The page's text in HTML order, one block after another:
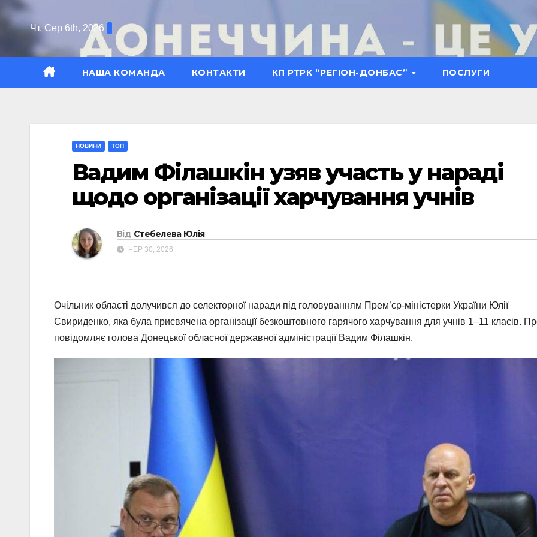
Перейти
Чт. Сер 6th, 2026
НАША КОМАНДА КОНТАКТИ КП РТРК “РЕГІОН-ДОНБАС” ПОСЛУГИ
НОВИНИ ТОП
Вадим Філашкін узяв участь у нараді
щодо організації харчування учнів
Від Стебелева Юлія
ЧЕР 30, 2026
Очільник області долучився до селекторної наради під головуванням Прем’єр-міністерки України Юлії
Свириденко, яка була присвячена організації безкоштовного гарячого харчування для учнів 1–11 класів.
повідомляє голова Донецької обласної державної адміністрації Вадим Філашкін.